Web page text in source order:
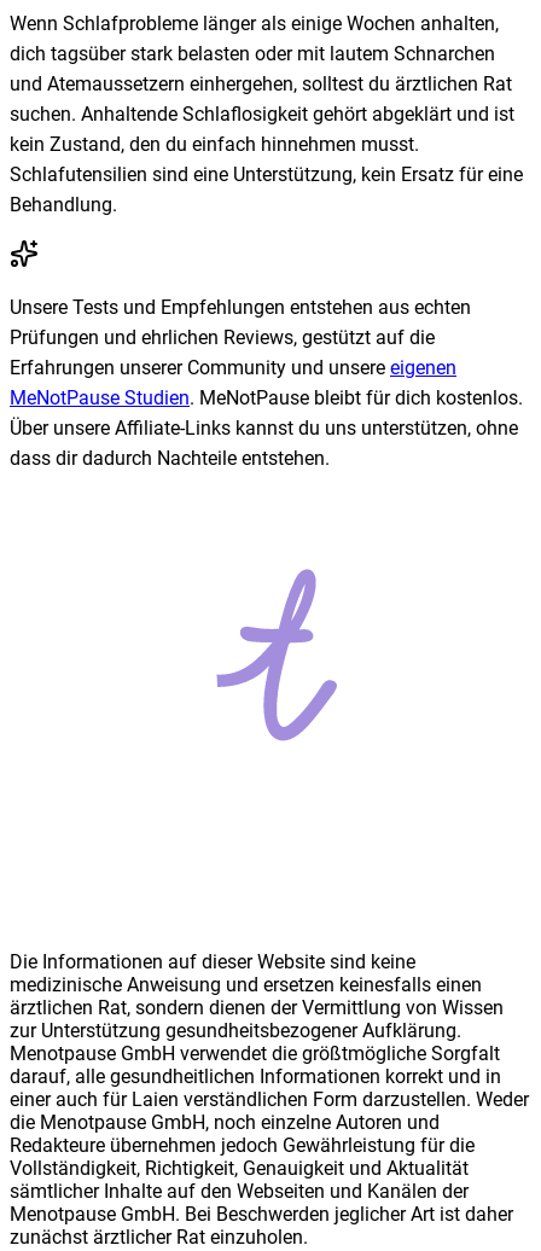
Wenn Schlafprobleme länger als einige Wochen anhalten,
dich tagsüber stark belasten oder mit lautem Schnarchen
und Atemaussetzern einhergehen, solltest du ärztlichen Rat
suchen. Anhaltende Schlaflosigkeit gehört abgeklärt und ist
kein Zustand, den du einfach hinnehmen musst.
Schlafutensilien sind eine Unterstützung, kein Ersatz für eine
Behandlung.
Unsere Tests und Empfehlungen entstehen aus echten
Prüfungen und ehrlichen Reviews, gestützt auf die
Erfahrungen unserer Community und unsere eigenen
MeNotPause Studien. MeNotPause bleibt für dich kostenlos.
Über unsere Affiliate-Links kannst du uns unterstützen, ohne
dass dir dadurch Nachteile entstehen.
Die Informationen auf dieser Website sind keine
medizinische Anweisung und ersetzen keinesfalls einen
ärztlichen Rat, sondern dienen der Vermittlung von Wissen
zur Unterstützung gesundheitsbezogener Aufklärung.
Menotpause GmbH verwendet die größtmögliche Sorgfalt
darauf, alle gesundheitlichen Informationen korrekt und in
einer auch für Laien verständlichen Form darzustellen. Weder
die Menotpause GmbH, noch einzelne Autoren und
Redakteure übernehmen jedoch Gewährleistung für die
Vollständigkeit, Richtigkeit, Genauigkeit und Aktualität
sämtlicher Inhalte auf den Webseiten und Kanälen der
Menotpause GmbH. Bei Beschwerden jeglicher Art ist daher
zunächst ärztlicher Rat einzuholen.